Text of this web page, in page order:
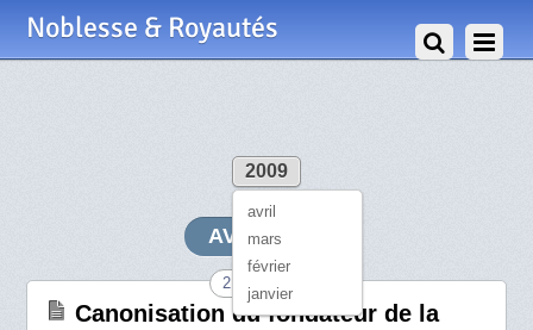
Noblesse & Royautés
2009
avril
mars
février
janvier
AVRIL 2009
21 Avril 2009
Canonisation du fondateur de la